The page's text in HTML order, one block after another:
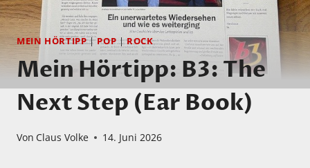
MEIN HÖRTIPP|POP|ROCK
Mein Hörtipp: B3: The
Next Step (Ear Book)
Von Claus Volke 14. Juni 2026